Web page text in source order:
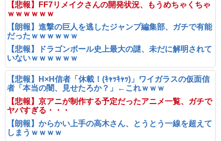
【悲報】FF7リメイクさんの開発状況、もうめちゃくちゃ
ｗｗｗｗｗｗ
【朗報】進撃の巨人を逃したジャンプ編集部、ガチで有能
だったｗｗｗｗｗｗ
【悲報】ドラゴンボール史上最大の謎、未だに解明されて
いないｗｗｗｗｗｗ
【悲報】H×H信者「休載！(ｷｬｯｷｬｯ)」ワイガラスの仮面信
者「本当の闇、見せたろか？」←これｗｗｗ
【悲報】京アニが制作する予定だったアニメ一覧、ガチで
ヤバすぎる・・・
【朗報】からかい上手の高木さん、とうとう一線を超えて
しまうｗｗｗｗ